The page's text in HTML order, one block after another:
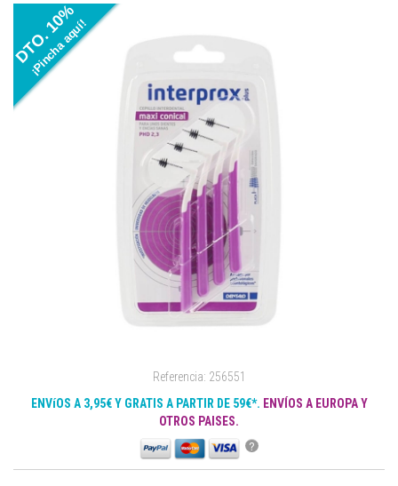
DTO. 10%
¡Pincha aquí!
Referencia: 256551
ENVíOS A 3,95€ Y GRATIS A PARTIR DE 59€*. ENVÍOS A EUROPA Y
OTROS PAISES.
?